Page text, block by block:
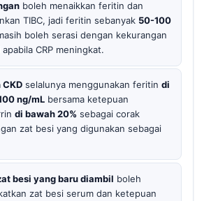
boleh menaikkan feritin dan
TIBC, jadi feritin sebanyak 50-100
boleh serasi dengan kekurangan
CRP meningkat.
selalunya menggunakan feritin di
ng/mL bersama ketepuan
di bawah 20% sebagai corak
zat besi yang digunakan sebagai
besi yang baru diambil boleh
zat besi serum dan ketepuan